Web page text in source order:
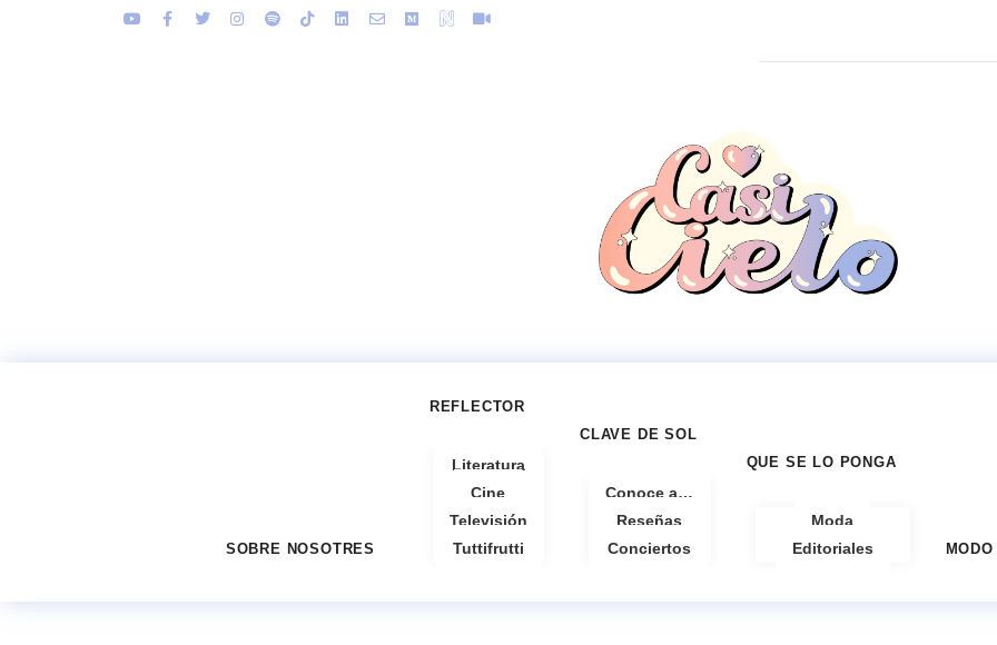
SOBRE NOSOTRES
REFLECTOR
Literatura
Cine
Televisión
Tuttifrutti
CLAVE DE SOL
Conoce a…
Reseñas
Conciertos
QUE SE LO PONGA
Moda
Editoriales